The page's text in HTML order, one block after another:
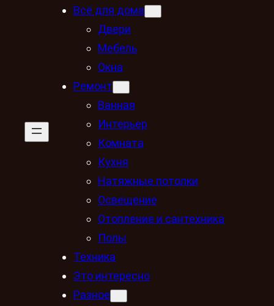
Всё для дома
Двери
Мебель
Окна
Ремонт
Ванная
Интерьер
Комната
Кухня
Натяжные потолки
Освещение
Отопление и сантехника
Полы
Техника
Это интересно
Разное